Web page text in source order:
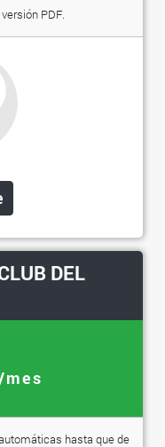
PDF.
DEL
mes
hasta que de